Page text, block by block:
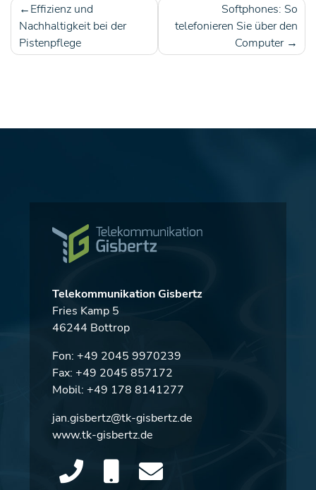
Beitragsnavigation
Effizienz und
Nachhaltigkeit bei der
Pistenpflege
Softphones: So
telefonieren Sie über den
Computer
Telekommunikation Gisbertz
Fries Kamp 5
46244 Bottrop
Fon: +49 2045 9970239
Fax: +49 2045 857172
Mobil: +49 178 8141277
jan.gisbertz@tk-gisbertz.de
www.tk-gisbertz.de